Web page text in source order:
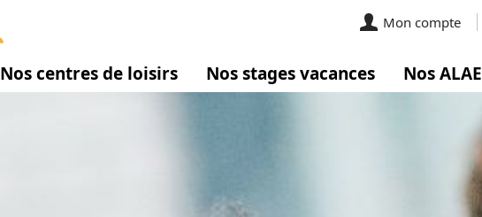
Mon compte
Nos centres de loisirs Nos stages vacances Nos ALAE